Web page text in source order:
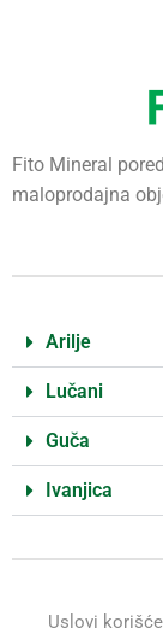
Fito Mineral
maloprodajna
Arilje
Lučani
Guča
Ivanjica
Uslovi